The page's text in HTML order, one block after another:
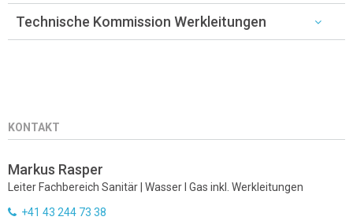
Technische Kommission Werkleitungen
KONTAKT
Markus Rasper
Leiter Fachbereich Sanitär | Wasser I Gas inkl. Werkleitungen
+41 43 244 73 38